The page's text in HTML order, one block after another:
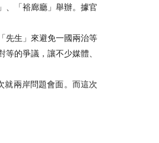
、「裕廊廳」舉辦。據官
先生」來避免一國兩治等
的爭議，讓不少媒體、
就兩岸問題會面。而這次